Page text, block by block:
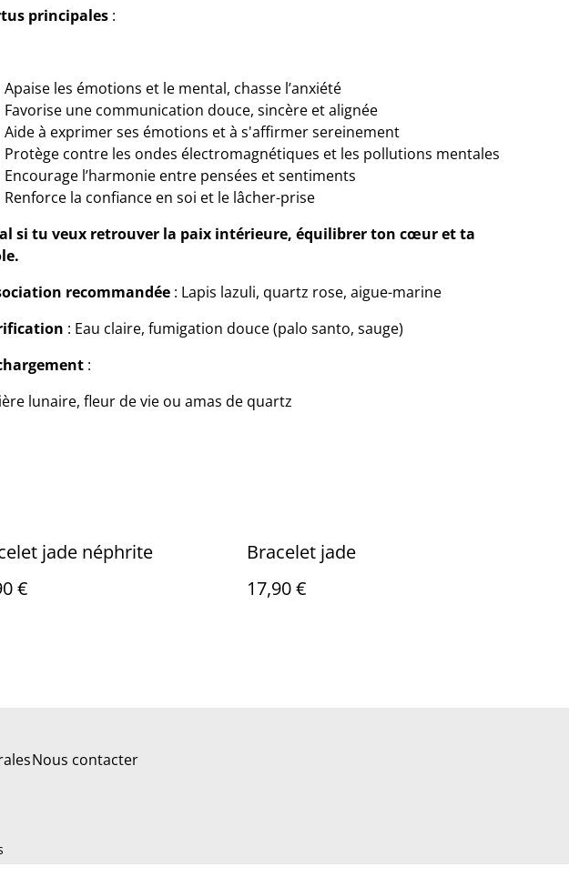
principales :
Apaise les émotions et le mental, chasse l’anxiété
Favorise une communication douce, sincère et alignée
Aide à exprimer ses émotions et à s'affirmer sereinement
Protège contre les ondes électromagnétiques et les pollutions mentales
Encourage l’harmonie entre pensées et sentiments
Renforce la confiance en soi et le lâcher-prise
si tu veux retrouver la paix intérieure, équilibrer ton cœur et ta
recommandée : Lapis lazuli, quartz rose, aigue-marine
: Eau claire, fumigation douce (palo santo, sauge)
:
lunaire, fleur de vie ou amas de quartz
jade néphrite
€
Bracelet jade
17,90 €
Nous contacter